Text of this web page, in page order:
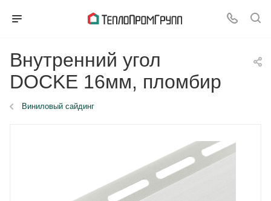
Внутренний угол
DOCKE 16мм, пломбир
Виниловый сайдинг